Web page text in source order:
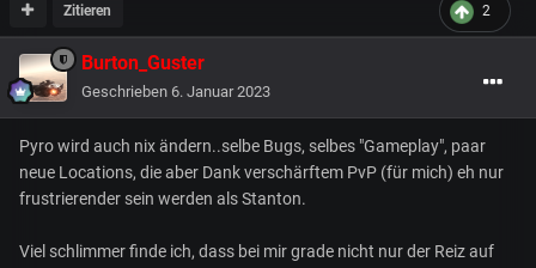
2
Zitieren
Burton_Guster
Geschrieben 6. Januar 2023
Pyro wird auch nix ändern..selbe Bugs, selbes "Gameplay", paar
neue Locations, die aber Dank verschärftem PvP (für mich) eh nur
frustrierender sein werden als Stanton.
Viel schlimmer finde ich, dass bei mir grade nicht nur der Reiz auf